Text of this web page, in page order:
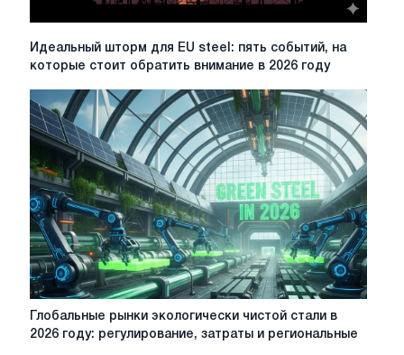
Идеальный
EU
steel:
пять
событий,
на
которые
стоит
обратить
внимание
в
2026
Идеальный шторм для EU steel: пять событий, на
которые стоит обратить внимание в 2026 году
Глобальные
рынки
Глобальные рынки экологически чистой стали в
2026 году: регулирование, затраты и региональные